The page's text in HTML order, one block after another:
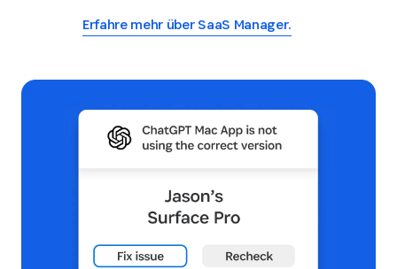
Erfahre mehr über SaaS Manager.